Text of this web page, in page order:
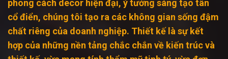
phong cách decor hiện đại, ý tưởng sáng tạo tân
cổ điển, chúng tôi tạo ra các không gian sống đậm
chất riêng của doanh nghiệp. Thiết kế là sự kết
hợp của những nền tảng chắc chắn về kiến trúc và